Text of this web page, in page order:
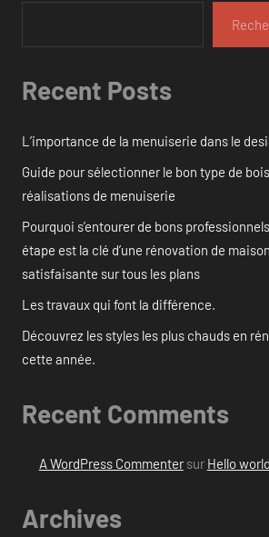
Recent Posts
L’importance de la menuiserie dans le
Guide pour sélectionner le bon type de
réalisations de menuiserie
Pourquoi s’entourer de bons
étape est la clé d’une rénovation de
satisfaisante sur tous les plans
Les travaux qui font la différence.
Découvrez les styles les plus chauds en
cette année.
Recent Comments
A WordPress Commentersur Hello
Archives